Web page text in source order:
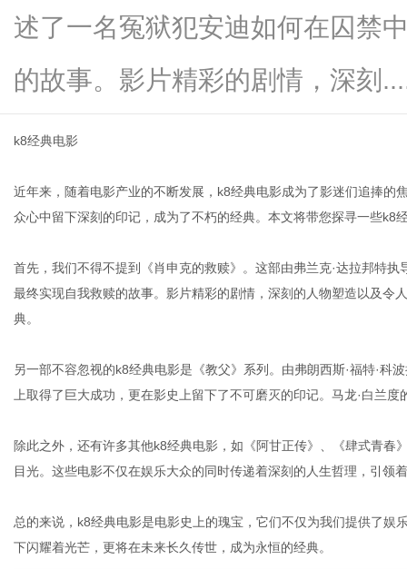
述了一名冤狱犯安迪如何在囚禁
的故事。影片精彩的剧情，深刻
k8经典电影
近年来，随着电影产业的不断发展，k8经典电影成为了影迷们追捧的
众心中留下深刻的印记，成为了不朽的经典。本文将带您探寻一些k8
首先，我们不得不提到《肖申克的救赎》。这部由弗兰克·达拉邦特
最终实现自我救赎的故事。影片精彩的剧情，深刻的人物塑造以及令
典。
另一部不容忽视的k8经典电影是《教父》系列。由弗朗西斯·福特·科
上取得了巨大成功，更在影史上留下了不可磨灭的印记。马龙·白兰
除此之外，还有许多其他k8经典电影，如《阿甘正传》、《肆式青
目光。这些电影不仅在娱乐大众的同时传递着深刻的人生哲理，引领
总的来说，k8经典电影是电影史上的瑰宝，它们不仅为我们提供了
下闪耀着光芒，更将在未来长久传世，成为永恒的经典。